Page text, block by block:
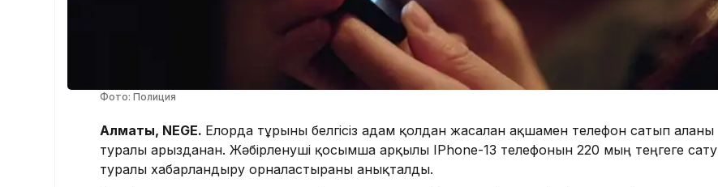
Фото: Полиция
Алматы, NEGE. Елорда тұрғыны белгісіз адам қолдан жасалған ақшамен телефон сатып алғаны
туралы арызданған. Жәбірленуші қосымша арқылы IPhone-13 телефонын 220 мың теңгеге сату
туралы хабарландыру орналастырғаны анықталды.